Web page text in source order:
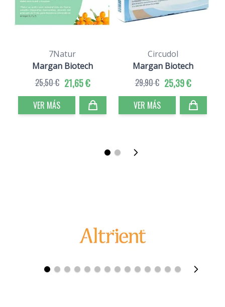
7Natur
Margan Biotech
21,65 €
25,50 €
VER MÁS
Circudol
Margan Biotech
25,39 €
29,90 €
VER MÁS